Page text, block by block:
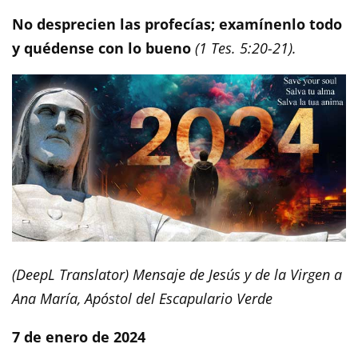
No desprecien las profecías; examínenlo todo
y quédense con lo bueno (1 Tes. 5:20-21).
(DeepL Translator) Mensaje de Jesús y de la Virgen a
Ana María, Apóstol del Escapulario Verde
7 de enero de 2024